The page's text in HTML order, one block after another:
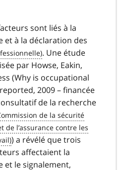
sont liés à la
et à la déclaration des
. Une étude
par Howse, Eakin,
(Why is occupational
2009 – financée
de la recherche
) a révélé que trois
affectaient la
et le signalement,